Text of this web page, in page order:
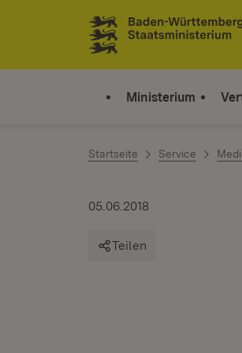
Zum Inhalt springen
Link zur Startseite
Ministerium
Startseite Service
05.06.2018
Teilen